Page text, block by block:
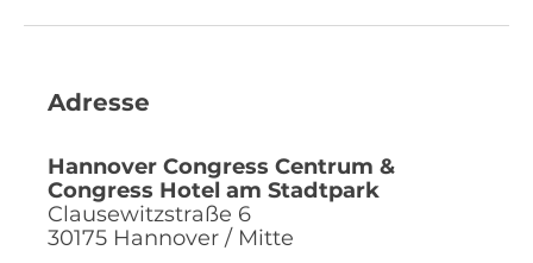
Adresse
Hannover Congress Centrum &
Congress Hotel am Stadtpark
Clausewitzstraße 6
30175 Hannover / Mitte